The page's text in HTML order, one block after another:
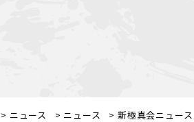
> ニュース > ニュース >新極真会ニュース